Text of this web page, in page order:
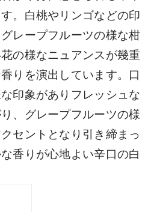
。白桃やリンゴなどの印
レープフルーツの様な柑
の様なニュアンスが幾重
りを演出しています。口
印象がありフレッシュな
、グレープフルーツの様
セントとなり引き締まっ
香りが心地よい辛口の白